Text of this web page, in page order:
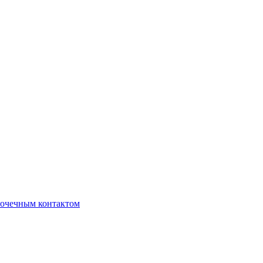
контактом